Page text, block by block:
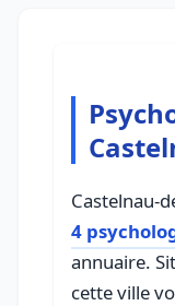
Castelnau-
4
annuaire.
cette ville